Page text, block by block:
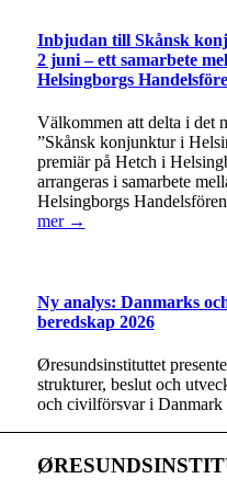
Inbjudan till Skånsk
2 juni – ett samarbete
Helsingborgs
Välkommen att delta i det
”Skånsk konjunktur i
premiär på Hetch i
arrangeras i samarbete
Helsingborgs
mer →
Ny analys: Danmarks
beredskap 2026
Øresundsinstituttet
strukturer, beslut och
och civilförsvar i Danmark